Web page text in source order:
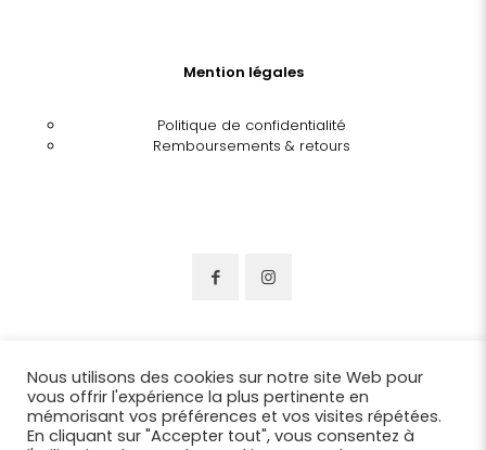
Mention légales
Politique de confidentialité
Remboursements & retours
Nous utilisons des cookies sur notre site Web pour
vous offrir l'expérience la plus pertinente en
mémorisant vos préférences et vos visites répétées.
En cliquant sur "Accepter tout", vous consentez à